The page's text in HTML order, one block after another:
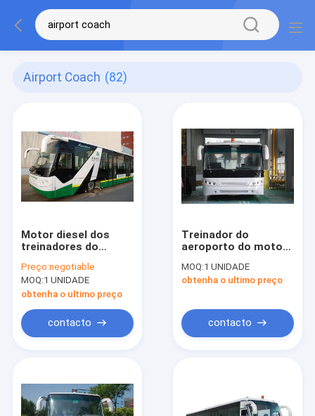
Airport Coach (82)
Motor diesel dos
treinadores do
de Seat 6 da canela
14 para uma
capacidade de 110
passageiros
Preço:negotiable
MOQ:1 UNIDADE
obtenha o ultimo preço
contacto
Treinador do
aeroporto do motor
ônibus de transfer
do aeroporto de 102
MOQ:1 UNIDADE
obtenha o ultimo preço
contacto